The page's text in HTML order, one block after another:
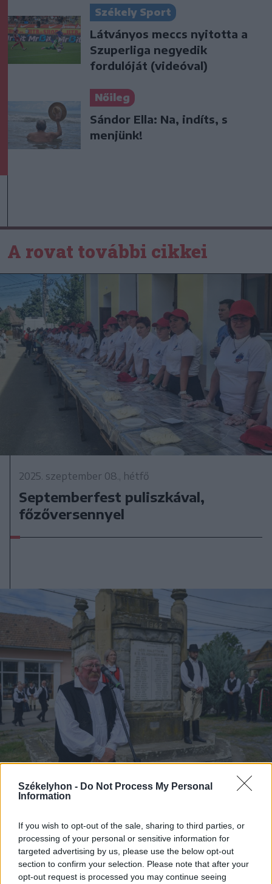
Székelyhon - Do Not Process My Personal
Information
If you wish to opt-out of the sale, sharing to third parties, or
processing of your personal or sensitive information for
targeted advertising by us, please use the below opt-out
section to confirm your selection. Please note that after your
opt-out request is processed you may continue seeing
Székely Sport
Látványos meccs nyitotta a
Szuperliga negyedik
fordulóját (videóval)
Nőileg
Sándor Ella: Na, indíts, s
menjünk!
A rovat további cikkei
2025. szeptember 08., hétfő
Septemberfest puliszkával,
főzőversennyel
2025. szeptember 06., szombat
2025. szeptember 06., szombat